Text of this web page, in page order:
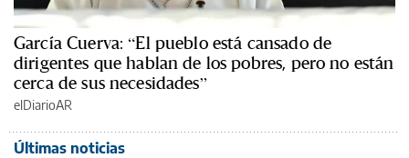
García Cuerva: “El pueblo está cansado de
dirigentes que hablan de los pobres, pero no están
cerca de sus necesidades”
elDiarioAR
Últimas noticias